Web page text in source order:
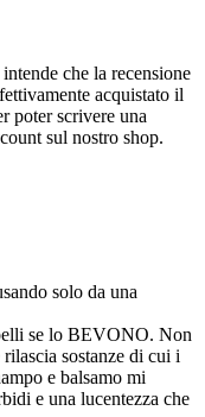
che la recensione
acquistato il
poter scrivere una
sul nostro shop.
solo da una
se lo BEVONO. Non
sostanze di cui i
e balsamo mi
e una lucentezza che